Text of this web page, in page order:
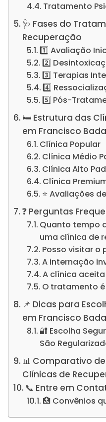
Tratamento
🩺 Fases do
Recuperação
1️⃣ Avaliação
2️⃣
3️⃣ Terapias
4️⃣
5️⃣ Pós-
🛏️ Estrutura das
em Francisco
Clínica Popular
Clínica Médio
Clínica Alto
Clínica
⭐ Avaliações
❓ Perguntas
Quanto tempo
uma clínica de
Posso visitar o
A internação
A clínica
O tratamento
📌 Dicas para
em Francisco
🔐 Escolha
São
📊 Comparativo
Clínicas de
📞 Entre em
🏥 Convênios